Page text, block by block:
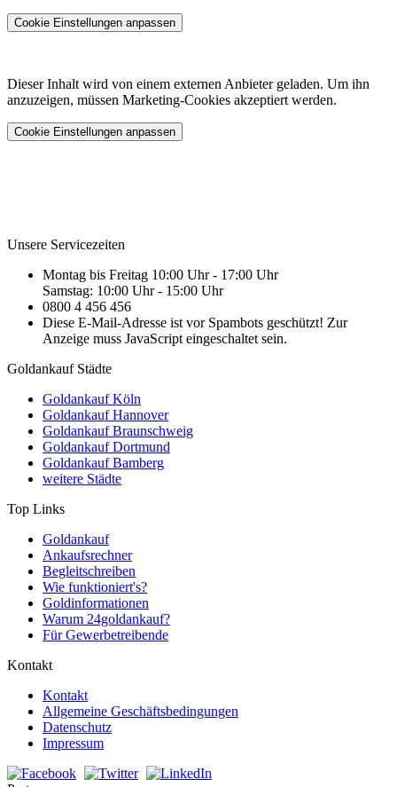
Cookie Einstellungen anpassen
Dieser Inhalt wird von einem externen Anbieter geladen. Um ihn
anzuzeigen, müssen Marketing-Cookies akzeptiert werden.
Cookie Einstellungen anpassen
Unsere Servicezeiten
Montag bis Freitag 10:00 Uhr - 17:00 Uhr
Samstag: 10:00 Uhr - 15:00 Uhr
0800 4 456 456
Diese E-Mail-Adresse ist vor Spambots geschützt! Zur
Anzeige muss JavaScript eingeschaltet sein.
Goldankauf Städte
Goldankauf Köln
Goldankauf Hannover
Goldankauf Braunschweig
Goldankauf Dortmund
Goldankauf Bamberg
weitere Städte
Top Links
Goldankauf
Ankaufsrechner
Begleitschreiben
Wie funktioniert's?
Goldinformationen
Warum 24goldankauf?
Für Gewerbetreibende
Kontakt
Kontakt
Allgemeine Geschäftsbedingungen
Datenschutz
Impressum